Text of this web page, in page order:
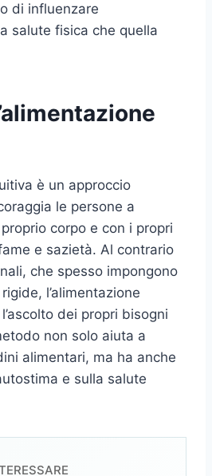
di influenzare
salute fisica che quella
è un approccio
le persone a
corpo e con i propri
e sazietà. Al contrario
che spesso impongono
l’alimentazione
dei propri bisogni
non solo aiuta a
alimentari, ma ha anche
e sulla salute